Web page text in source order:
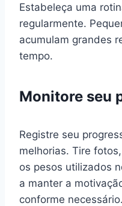
Estabeleça uma
regularmente.
acumulam grandes
tempo.
Monitore seu
Registre seu
melhorias. Tire
os pesos utilizados
a manter a
conforme necessário.